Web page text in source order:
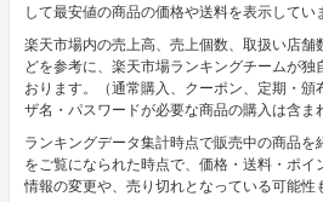
して最安値の商品の価格や送料を表示してい
楽天市場内の売上高、売上個数、取扱い店舗
どを参考に、楽天市場ランキングチームが
おります。（通常購入、クーポン、定期・頒
ザ名・パスワードが必要な商品の購入は含ま
ランキングデータ集計時点で販売中の商品を
をご覧になられた時点で、価格・送料・ポイ
情報の変更や、売り切れとなっている可能性